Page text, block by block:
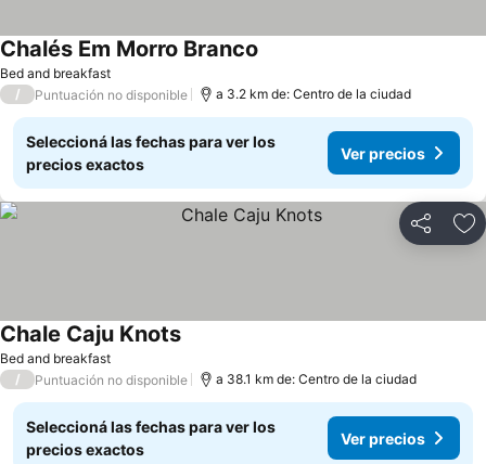
Bed and breakfast
Chalés Em Morro Branco
/ Puntuación no disponible a 3.2 km de: Centro de la ciudad
Seleccioná las fechas para ver los
precios exactos
Ver precios
Compartir
Bed and breakfast
Chale Caju Knots
/ Puntuación no disponible a 38.1 km de: Centro de la ciudad
Seleccioná las fechas para ver los
precios exactos
Ver precios